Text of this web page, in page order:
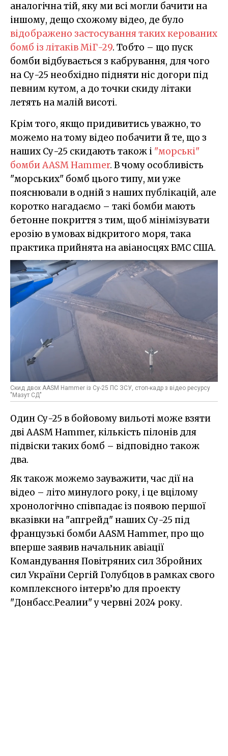
аналогічна тій, яку ми всі могли бачити на
іншому, дещо схожому відео, де було
відображено застосування таких керованих
бомб із літаків МіГ-29. Тобто – що пуск
бомби відбувається з кабрування, для чого
на Су-25 необхідно підняти ніс догори під
певним кутом, а до точки скиду літаки
летять на малій висоті.
Крім того, якщо придивитись уважно, то
можемо на тому відео побачити й те, що з
наших Су-25 скидають також і "морські"
бомби AASM Hammer. В чому особливість
"морських" бомб цього типу, ми уже
пояснювали в одній з наших публікацій, але
коротко нагадаємо – такі бомби мають
бетонне покриття з тим, щоб мінімізувати
ерозію в умовах відкритого моря, така
практика прийнята на авіаносцях ВМС США.
Скид двох AASM Hammer із Су-25 ПС ЗСУ, стоп-кадр з відео ресурсу
"Мазут СД"
Один Су-25 в бойовому вильоті може взяти
дві AASM Hammer, кількість пілонів для
підвіски таких бомб – відповідно також
два.
Як також можемо зауважити, час дії на
відео – літо минулого року, і це вцілому
хронологічно співпадає із появою першої
вказівки на "апгрейд" наших Су-25 під
французькі бомби AASM Hammer, про що
вперше заявив начальник авіації
Командування Повітряних сил Збройних
сил України Сергій Голубцов в рамках свого
комплексного інтерв’ю для проекту
"Донбасс.Реалии" у червні 2024 року.